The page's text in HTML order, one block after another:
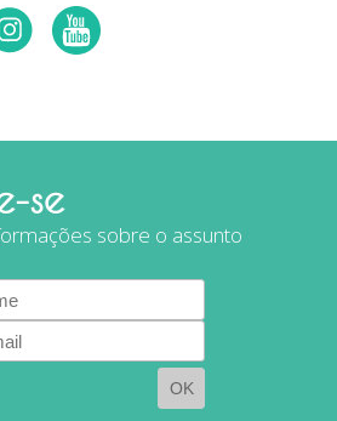
se
sobre o assunto